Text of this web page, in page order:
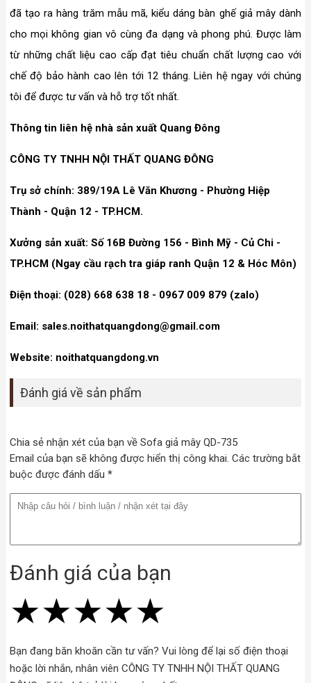
đã tạo ra hàng trăm mẫu mã, kiểu dáng bàn ghế giả mây dành
cho mọi không gian vô cùng đa dạng và phong phú. Được làm
từ những chất liệu cao cấp đạt tiêu chuẩn chất lượng cao với
chế độ bảo hành cao lên tới 12 tháng. Liên hệ ngay với chúng
tôi để được tư vấn và hỗ trợ tốt nhất.
Thông tin liên hệ nhà sản xuất Quang Đông
CÔNG TY TNHH NỘI THẤT QUANG ĐÔNG
Trụ sở chính: 389/19A Lê Văn Khương - Phường Hiệp
Thành - Quận 12 - TP.HCM.
Xưởng sản xuất: Số 16B Đường 156 - Bình Mỹ - Củ Chi -
TP.HCM (Ngay cầu rạch tra giáp ranh Quận 12 & Hóc Môn)
Điện thoại: (028) 668 638 18 - 0967 009 879 (zalo)
Email: sales.noithatquangdong@gmail.com
Website: noithatquangdong.vn
Đánh giá về sản phẩm
Chia sẻ nhận xét của bạn về Sofa giả mây QD-735
Email của bạn sẽ không được hiển thị công khai. Các trường bắt
buộc được đánh dấu *
Đánh giá của bạn
★
★★
★★★
★★★★
★★★★★
Bạn đang băn khoăn cần tư vấn? Vui lòng để lại số điện thoại
hoặc lời nhắn, nhân viên CÔNG TY TNHH NỘI THẤT QUANG